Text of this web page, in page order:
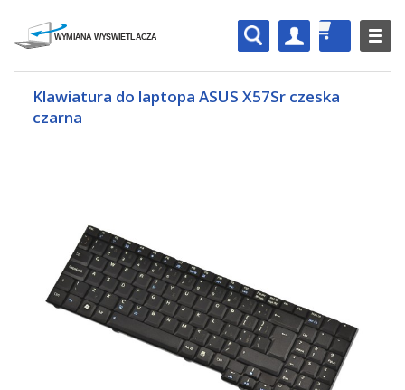
Klawiatura do laptopa ASUS X57Sr czeska
czarna